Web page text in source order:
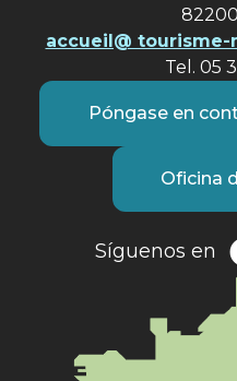
accueil@
Tel. 05
Póngase en
Oficina
Síguenos en